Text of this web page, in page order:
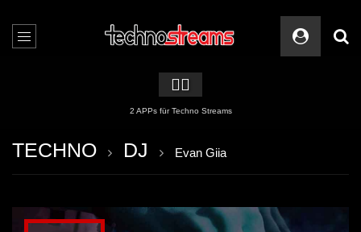
🏳️‍🌈
2 APPs für Techno Streams
TECHNO DJ Evan Giia